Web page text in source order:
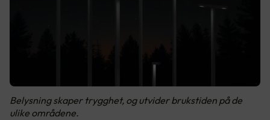
Belysning skaper trygghet, og utvider brukstiden på de
ulike områdene.